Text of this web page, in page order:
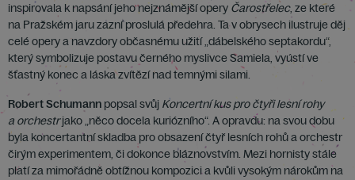
inspirovala k napsání jeho nejznámější opery Čarostřelec, ze které
na Pražském jaru zazní proslulá předehra. Ta v obrysech ilustruje děj
celé opery a navzdory občasnému užití „dábelského septakordu“,
který symbolizuje postavu černého myslivce Samiela, vyústí ve
šťastný konec a láska zvítězí nad temnými silami.
Robert Schumann popsal svůj Koncertní kus pro čtyři lesní rohy
a orchestrjako „něco docela kuriózního“. A opravdu: na svou dobu
byla koncertantní skladba pro obsazení čtyř lesních rohů a orchestr
čirým experimentem, či dokonce bláznovstvím. Mezi hornisty stále
platí za mimořádně obtížnou kompozici a kvůli vysokým nárokům na